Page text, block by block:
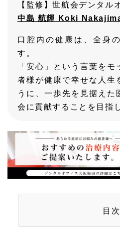
【監修】世航会デンタル
中島 航輝 Koki
口腔内の健康は、全身
す。
「安心」という言葉を
者様が健康で幸せな人生
うに、一歩先を見据えた
会に貢献することを目指
目次